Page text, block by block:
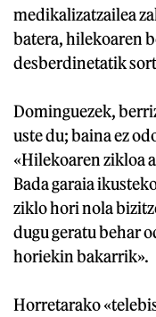
medikalizatzailea
batera, hilekoaren
desberdinetatik
Dominguezek,
uste du; baina ez
«Hilekoaren zikloa
Bada garaia
ziklo hori nola
dugu geratu behar
horiekin bakarrik».
Horretarako